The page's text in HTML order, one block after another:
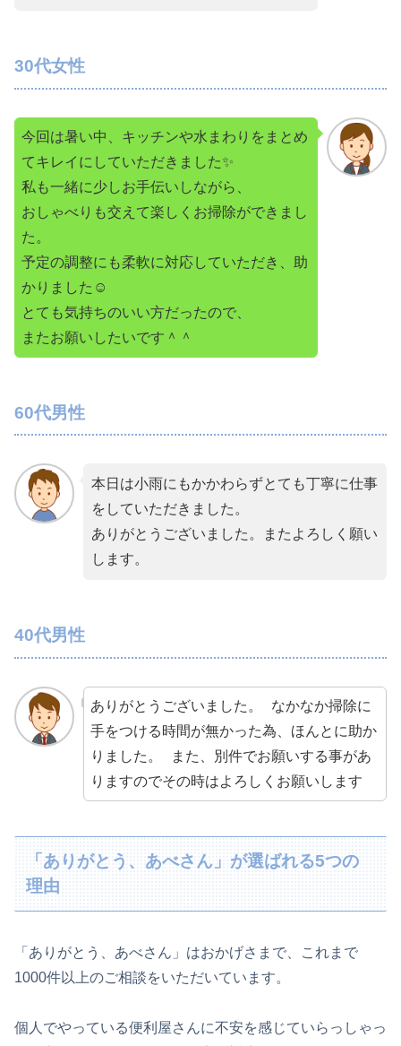
30代女性
今回は暑い中、キッチンや水まわりをまとめ
てキレイにしていただきました✨
私も一緒に少しお手伝いしながら、
おしゃべりも交えて楽しくお掃除ができまし
た。
予定の調整にも柔軟に対応していただき、助
かりました☺️
とても気持ちのいい方だったので、
またお願いしたいです＾＾
60代男性
本日は小雨にもかかわらずとても丁寧に仕事
をしていただきました。
ありがとうございました。またよろしく願い
します。
40代男性
ありがとうございました。 なかなか掃除に
手をつける時間が無かった為、ほんとに助か
りました。 また、別件でお願いする事があ
りますのでその時はよろしくお願いします
「ありがとう、あべさん」が選ばれる5つの
理由
「ありがとう、あべさん」はおかげさまで、これまで
1000件以上のご相談をいただいています。
個人でやっている便利屋さんに不安を感じていらっしゃっ